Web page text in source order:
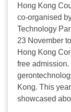
展」論壇及專
互聯互通、宜
下，應對人口
養與優質生活
行的「網上高
探討全球樂齡
賓加拿大
系客座教授
界需要著眼於
Hong Kong
co-organised
Technology
23 November
Hong Kong
free
Kong. This
showcased